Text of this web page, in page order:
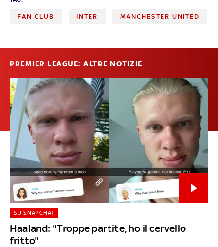
FAN CLUB INTER MANCHESTER UNITED
PREMIER LEAGUE: ALTRE NOTIZIE
Haaland: "Troppe partite, ho il cervello
fritto"
SU SNAPCHAT